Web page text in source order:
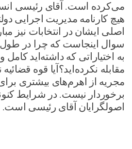
می‌کرده است. آقای رئیسی
هیچ کارنامه مدیریت اجرایی
اصلی ایشان در انتخابات نیز
سوال اینجاست که چرا در
به اختیاراتی که داشته‌اید کامل
مقابله نکرده‌اید؟آیا قوه
مجریه از اهرم‌های بیشتری برای
برخوردار نیست. در شرایط
اصولگرایان آقای رئیسی است.